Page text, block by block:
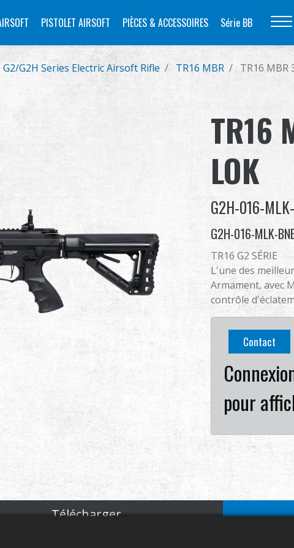
PISTOLET AIRSOFT PIÈCES & ACCESSOIRES Série BB
G2/G2H Series Electric Airsoft Rifle TR16 MBR TR16 MBR
TR16
LOK
G2H-016-
G2H-016-MLK-
TR16 G2 SÉRIE
L'une des
Armament, avec
contrôle
Contact
pour
Télécharger